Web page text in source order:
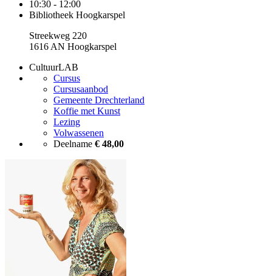
10:30 - 12:00
Bibliotheek Hoogkarspel
Streekweg 220
1616 AN Hoogkarspel
CultuurLAB
Cursus
Cursusaanbod
Gemeente Drechterland
Koffie met Kunst
Lezing
Volwassenen
Deelname € 48,00